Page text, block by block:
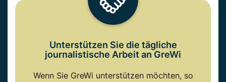
Unterstützen Sie die tägliche
journalistische Arbeit an GreWi
Wenn Sie GreWi unterstützen möchten, so